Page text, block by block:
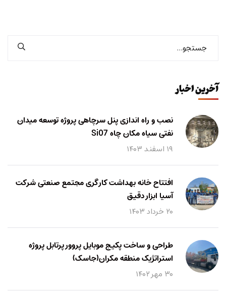
آخرین اخبار
نصب و راه اندازی پنل سرچاهی پروژه توسعه میدان
نفتی سیاه مکان چاه Si07
۱۹ اسفند ۱۴۰۳
افتتاح خانه بهداشت کارگری مجتمع صنعتی شرکت
آسیا ابزار دقیق
۲۰ خرداد ۱۴۰۳
طراحی و ساخت پکیج موبایل پروور پرتابل پروژه
استراتژیک منطقه مکران(جاسک)
۳۰ مهر ۱۴۰۲